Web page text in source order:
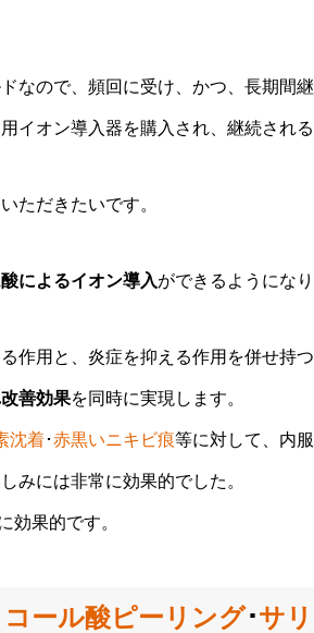
なので、頻回に受け、かつ、長期間
イオン導入器を購入され、継続され
ただきたいです。
によるイオン導入ができるようになり
作用と、炎症を抑える作用を併せ持つ
善効果を同時に実現します。
沈着･赤黒いニキビ痕等に対して、内
みには非常に効果的でした。
効果的です。
ール酸ピーリング･サ